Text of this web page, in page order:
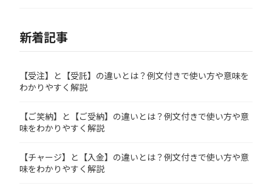
新着記事
【受注】と【受託】の違いとは？例文付きで使い方や意味を
わかりやすく解説
【ご笑納】と【ご受納】の違いとは？例文付きで使い方や意
味をわかりやすく解説
【チャージ】と【入金】の違いとは？例文付きで使い方や意
味をわかりやすく解説